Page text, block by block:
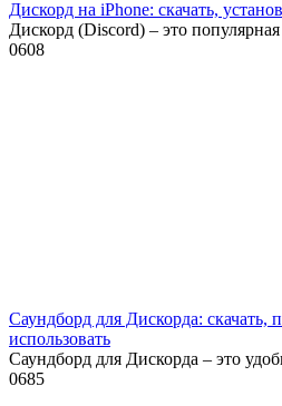
Дискорд на iPhone: скачать,
Дискорд (Discord) – это
0608
Саундборд для Дискорда: скачать,
использовать
Саундборд для Дискорда – это
0685